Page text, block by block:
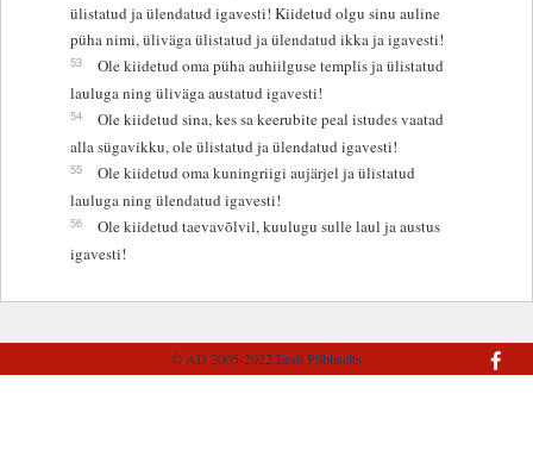
ülistatud ja ülendatud igavesti! Kiidetud olgu sinu auline
püha nimi, üliväga ülistatud ja ülendatud ikka ja igavesti!
53
Ole kiidetud oma püha auhiilguse templis ja ülistatud
lauluga ning üliväga austatud igavesti!
54
Ole kiidetud sina, kes sa keerubite peal istudes vaatad
alla sügavikku, ole ülistatud ja ülendatud igavesti!
55
Ole kiidetud oma kuningriigi aujärjel ja ülistatud
lauluga ning ülendatud igavesti!
56
Ole kiidetud taevavõlvil, kuulugu sulle laul ja austus
igavesti!
© AD 2005-2022Eesti Piibliselts